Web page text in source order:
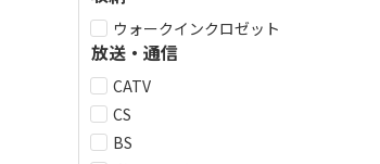
ウォークインクロゼット
放送・通信
CATV
CS
BS